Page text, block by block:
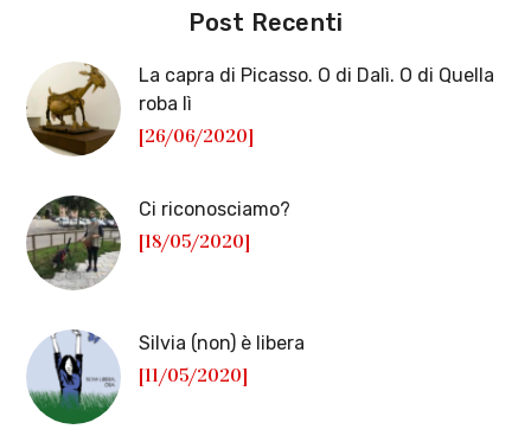
Post Recenti
La capra di Picasso. O di Dalì. O di Quella
roba lì
[26/06/2020]
Ci riconosciamo?
[18/05/2020]
Silvia (non) è libera
[11/05/2020]